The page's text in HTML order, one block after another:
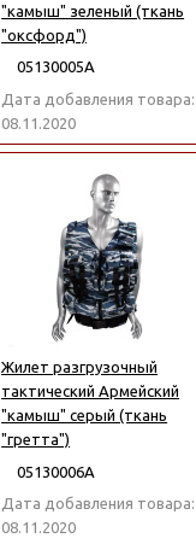
"камыш" зеленый (ткань
"оксфорд")
05130005А
Дата добавления товара:
08.11.2020
Жилет разгрузочный
тактический Армейский
"камыш" серый (ткань
"гретта")
05130006А
Дата добавления товара:
08.11.2020